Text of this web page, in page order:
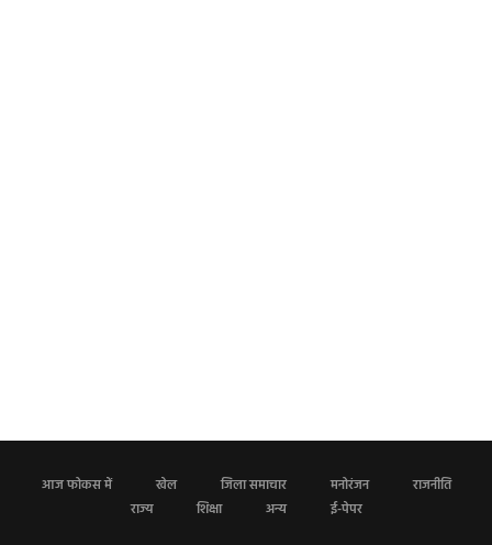
आज फोकस में खेल जिला समाचार मनोरंजन
राजनीति
राज्य
शिक्षा अन्य ई-पेपर